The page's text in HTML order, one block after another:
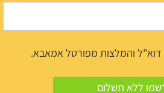
והמלצות מפורטל אמאבא.